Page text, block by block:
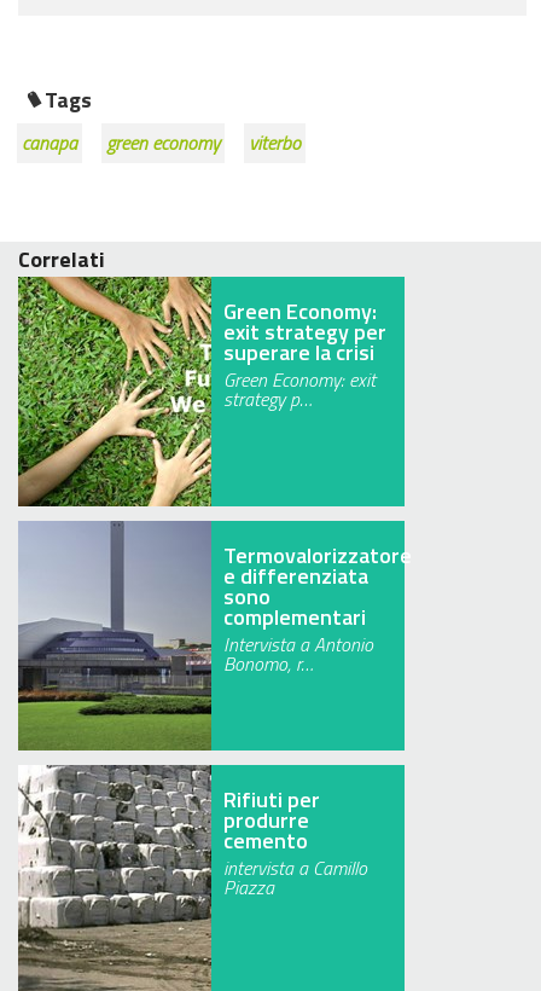
Tags
canapa green economy viterbo
Correlati
Green Economy:
exit strategy per
superare la crisi
Green Economy: exit
strategy p…
Termovalorizzatore
e differenziata
sono
complementari
Intervista a Antonio
Bonomo, r…
Rifiuti per
produrre
cemento
intervista a Camillo
Piazza